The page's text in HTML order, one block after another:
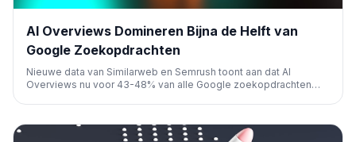
AI Overviews Domineren Bijna de Helft van
Google Zoekopdrachten
Nieuwe data van Similarweb en Semrush toont aan dat AI
Overviews nu voor 43-48% van alle Google zoekopdrachten